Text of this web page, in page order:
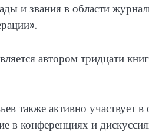
и звания в области
автором тридцати
также активно участвует
в конференциях и